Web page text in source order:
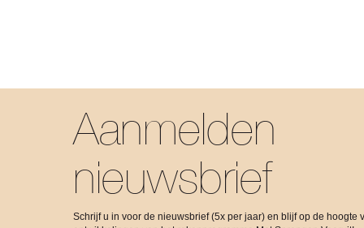
Aanmelden
nieuwsbrief
Schrijf u in voor de nieuwsbrief (5x per jaar) en blijf op de hoogte